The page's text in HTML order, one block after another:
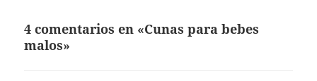
4 comentarios en «Cunas para bebes
malos»